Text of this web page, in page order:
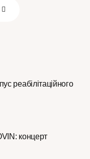
реабілітаційного
концерт